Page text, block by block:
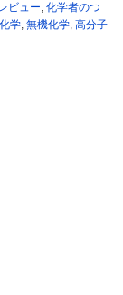
ビュー, 化学者のつ
学, 無機化学, 高分子